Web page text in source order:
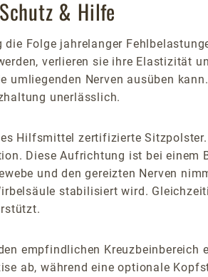
& Hilfe
Folge jahrelanger
verlieren sie ihre Elastizität
Nerven ausüben
unerlässlich.
Hilfsmittel zertifizierte
Diese Aufrichtung ist bei
und den gereizten Nerven
stabilisiert wird.
empfindlichen
ab, während eine optionale